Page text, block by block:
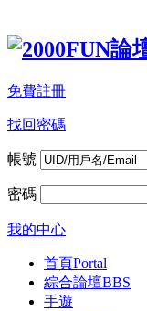
免費註冊
找回密碼
帳號
密碼
我的中心
首頁Portal
綜合論壇BBS
手遊